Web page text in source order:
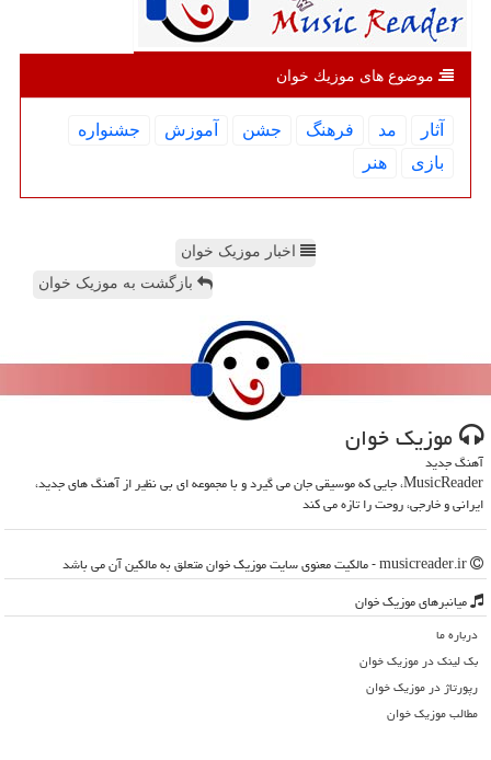
موضوع های موزیك خوان
آثار مد فرهنگ جشن آموزش
جشنواره
بازی
هنر
اخبار موزیک خوان
بازگشت به موزیک خوان
موزیك خوان
آهنگ جدید
MusicReader، جایی که موسیقی جان می گیرد و با مجموعه ای بی نظیر از آهنگ های جدید،
ایرانی و خارجی، روحت را تازه می کند
میانبرهای موزیك خوان
درباره ما
بک لینک در موزیك خوان
رپورتاژ در موزیك خوان
مطالب موزیك خوان